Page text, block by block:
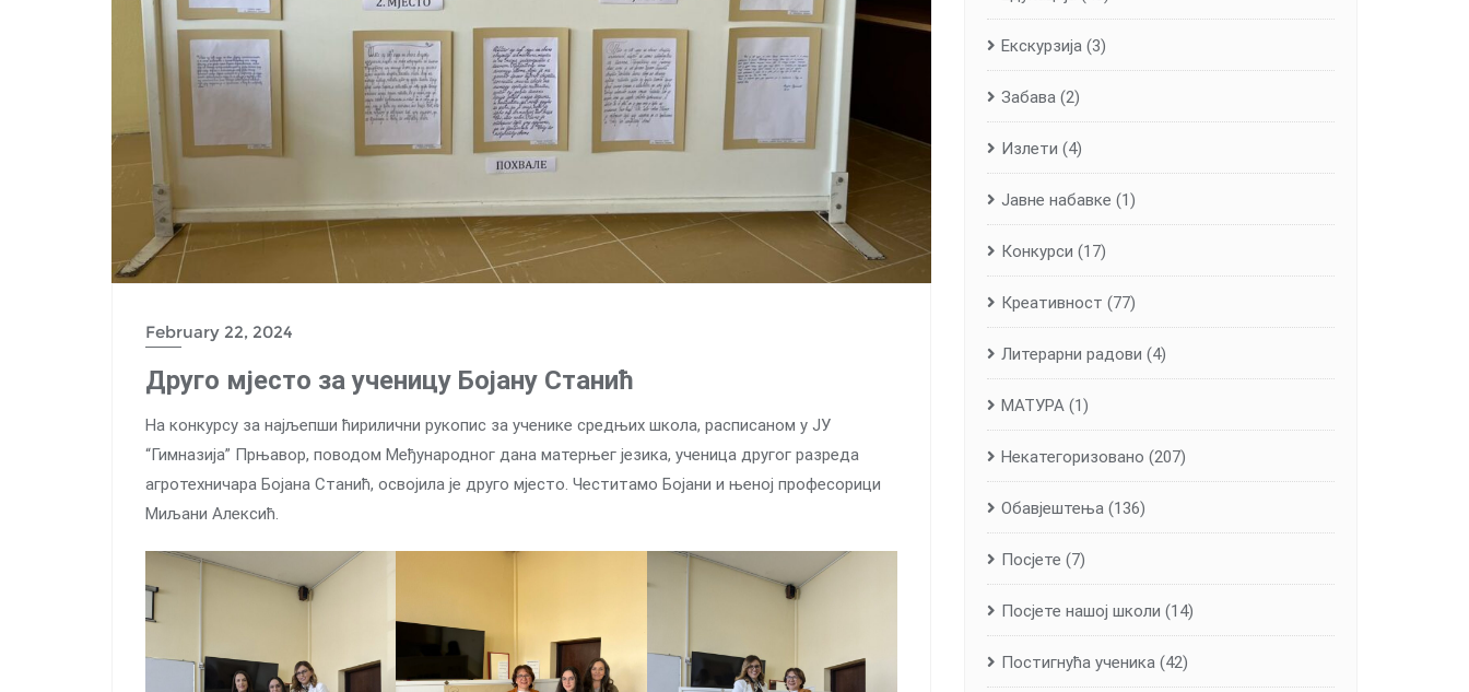
February 22, 2024
Друго мјесто за ученицу Бојану Станић
На конкурсу за најљепши ћирилични рукопис за ученике средњих школа, расписаном у ЈУ
“Гимназија” Прњавор, поводом Међународног дана матерњег језика, ученица другог разреда
агротехничара Бојана Станић, освојила је друго мјесто. Честитамо Бојани и њеној професорици
Миљани Алексић.
Екскурзија (3)
Забава (2)
Излети (4)
Јавне набавке (1)
Конкурси (17)
Креативност (77)
Литерарни радови (4)
МАТУРА (1)
Некатегоризовано (207)
Обавјештења (136)
Посјете (7)
Посјете нашој школи (14)
Постигнућа ученика (42)